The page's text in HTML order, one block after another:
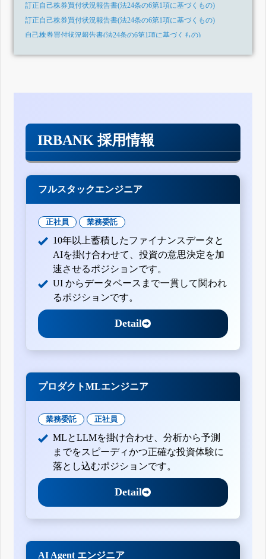
訂正自己株券買付状況報告書(法24条の6第1項に基づくもの)
訂正自己株券買付状況報告書(法24条の6第1項に基づくもの)
自己株券買付状況報告書(法24条の6第1項に基づくもの)
自己株券買付状況報告書(法24条の6第1項に基づくもの)
自己株券買付状況報告書(法24条の6第1項に基づくもの)
自己株券買付状況報告書(法24条の6第1項に基づくもの)
IRBANK 採用情報
フルスタックエンジニア
正社員 業務委託
10年以上蓄積したファイナンスデータと
AIを掛け合わせて、投資の意思決定を加
速させるポジションです。
UI からデータベースまで一貫して関われ
るポジションです。
Detail
プロダクトMLエンジニア
業務委託 正社員
MLとLLMを掛け合わせ、分析から予測
までをスピーディかつ正確な投資体験に
落とし込むポジションです。
Detail
AI Agent エンジニア